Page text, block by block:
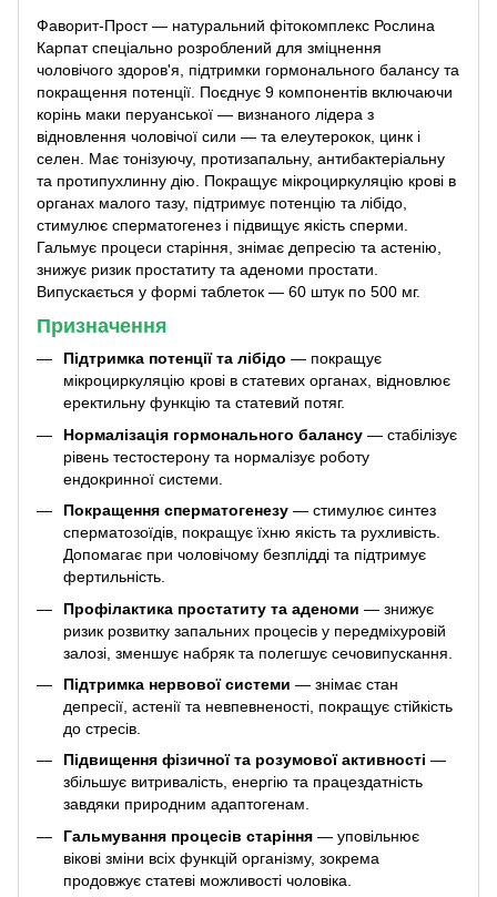
Фаворит-Прост — натуральний фітокомплекс Рослина
Карпат спеціально розроблений для зміцнення
чоловічого здоров'я, підтримки гормонального балансу та
покращення потенції. Поєднує 9 компонентів включаючи
корінь маки перуанської — визнаного лідера з
відновлення чоловічої сили — та елеутерокок, цинк і
селен. Має тонізуючу, протизапальну, антибактеріальну
та протипухлинну дію. Покращує мікроциркуляцію крові в
органах малого тазу, підтримує потенцію та лібідо,
стимулює сперматогенез і підвищує якість сперми.
Гальмує процеси старіння, знімає депресію та астенію,
знижує ризик простатиту та аденоми простати.
Випускається у формі таблеток — 60 штук по 500 мг.
Призначення
Підтримка потенції та лібідо — покращує
мікроциркуляцію крові в статевих органах, відновлює
еректильну функцію та статевий потяг.
Нормалізація гормонального балансу — стабілізує
рівень тестостерону та нормалізує роботу
ендокринної системи.
Покращення сперматогенезу — стимулює синтез
сперматозоїдів, покращує їхню якість та рухливість.
Допомагає при чоловічому безплідді та підтримує
фертильність.
Профілактика простатиту та аденоми — знижує
ризик розвитку запальних процесів у передміхуровій
залозі, зменшує набряк та полегшує сечовипускання.
Підтримка нервової системи — знімає стан
депресії, астенії та невпевненості, покращує стійкість
до стресів.
Підвищення фізичної та розумової активності —
збільшує витривалість, енергію та працездатність
завдяки природним адаптогенам.
Гальмування процесів старіння — уповільнює
вікові зміни всіх функцій організму, зокрема
продовжує статеві можливості чоловіка.